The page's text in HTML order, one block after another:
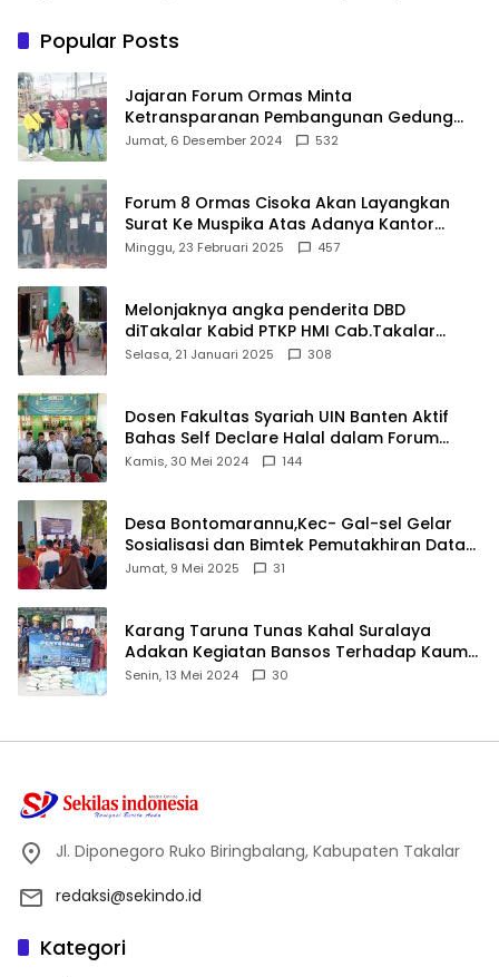
Popular Posts
Jajaran Forum Ormas Minta
Ketransparanan Pembangunan Gedung
Damkar Di Kecamatan Cisoka
Jumat, 6 Desember 2024 532
Forum 8 Ormas Cisoka Akan Layangkan
Surat Ke Muspika Atas Adanya Kantor
Matel di Cisoka
Minggu, 23 Februari 2025 457
Melonjaknya angka penderita DBD
diTakalar Kabid PTKP HMI Cab.Takalar
angkat bicara
Selasa, 21 Januari 2025 308
Dosen Fakultas Syariah UIN Banten Aktif
Bahas Self Declare Halal dalam Forum
Ijtima Ulama MUI
Kamis, 30 Mei 2024 144
Desa Bontomarannu,Kec- Gal-sel Gelar
Sosialisasi dan Bimtek Pemutakhiran Data
ID
Jumat, 9 Mei 2025 31
Karang Taruna Tunas Kahal Suralaya
Adakan Kegiatan Bansos Terhadap Kaum
Dhuafa dan Anak Yatim-Piatu
Senin, 13 Mei 2024 30
Jl. Diponegoro Ruko Biringbalang, Kabupaten Takalar
redaksi@sekindo.id
Kategori